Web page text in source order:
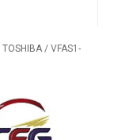
TOSHIBA / VFAS1-